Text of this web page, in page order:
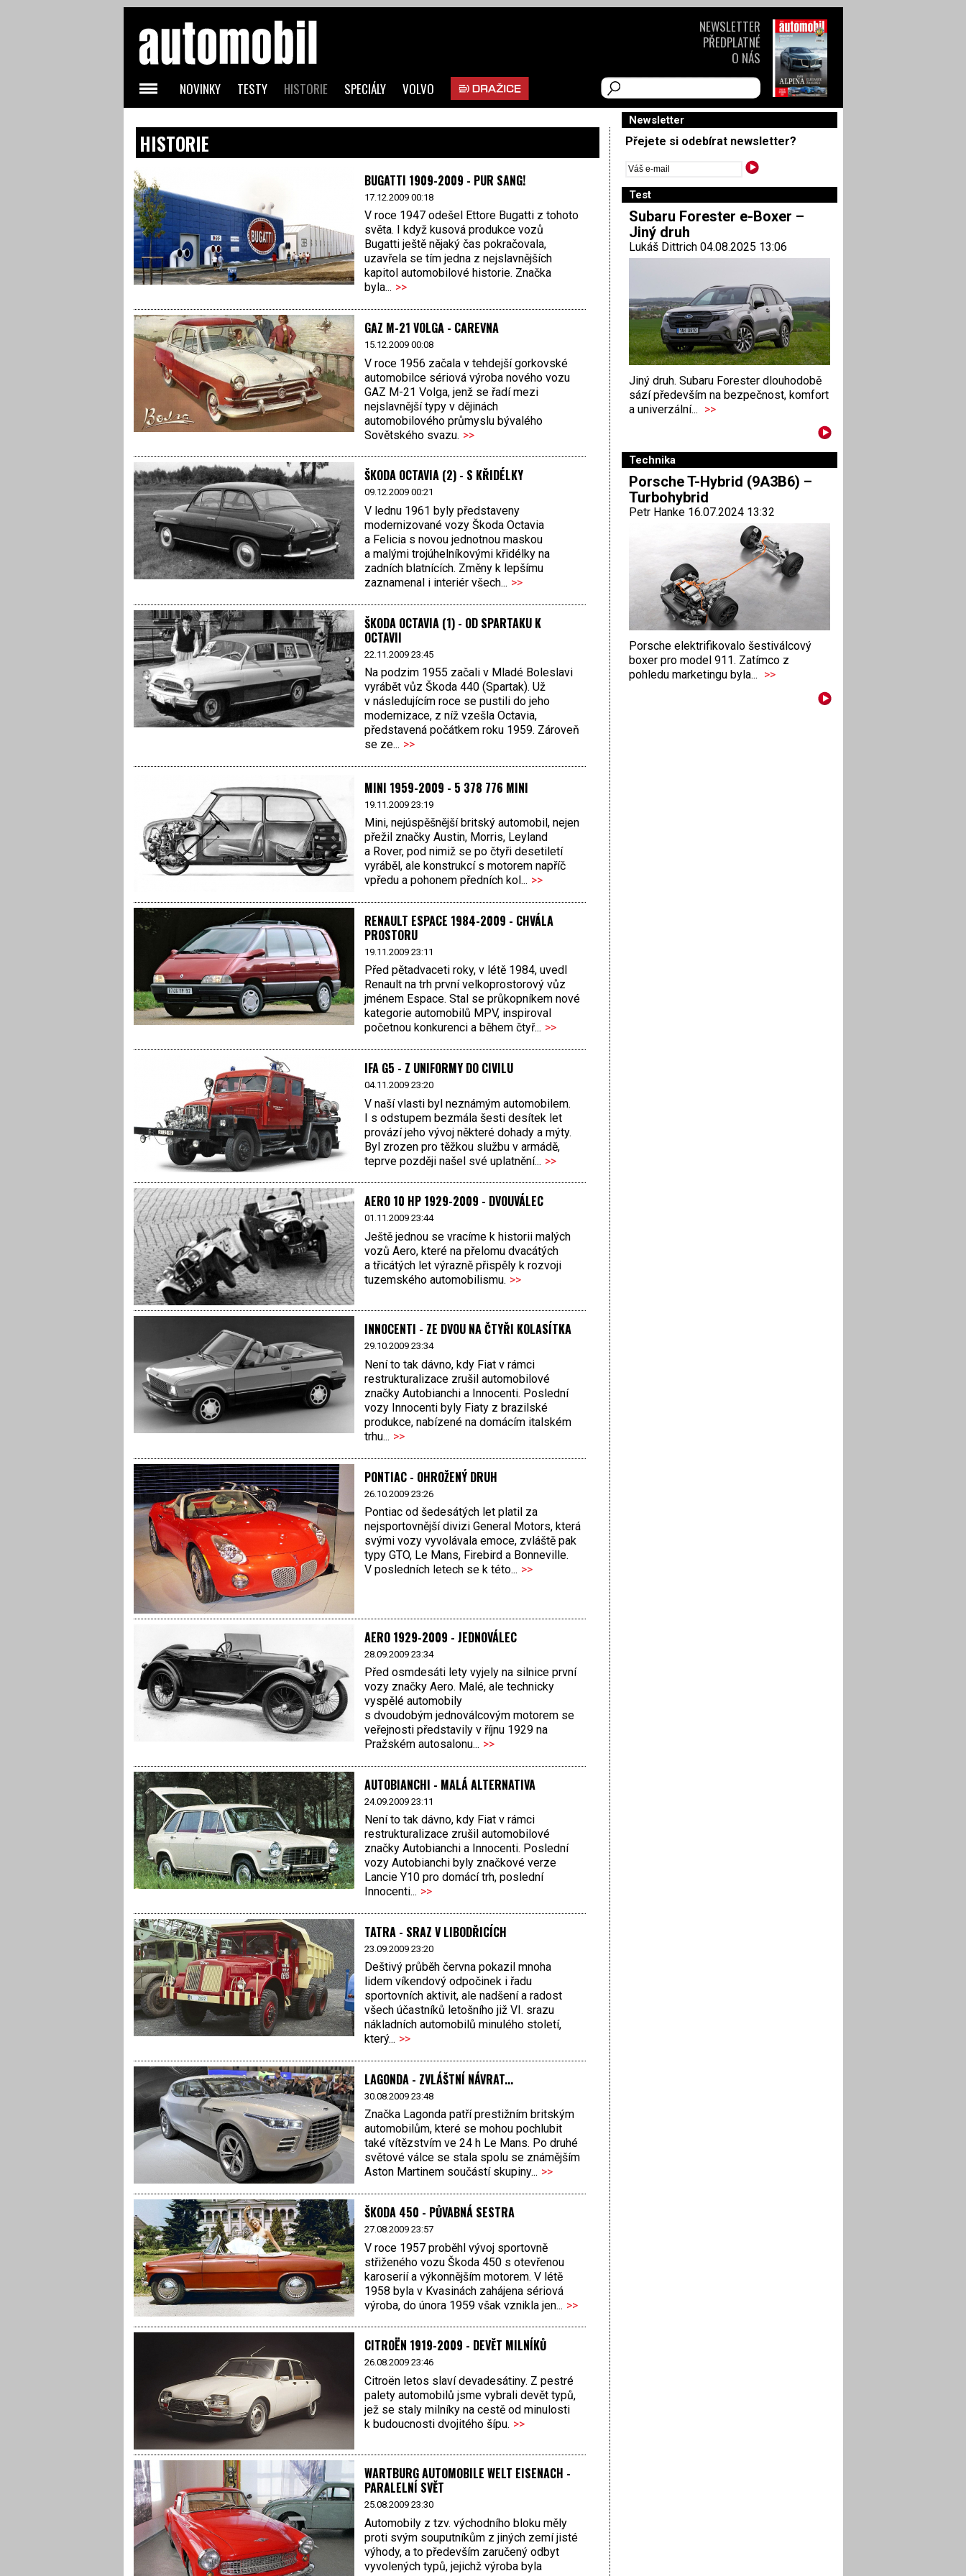
HISTORIE
BUGATTI 1909-2009 - PUR SANG!
17.12.2009 00:18
V roce 1947 odešel Ettore Bugatti z tohoto
světa. I když kusová produkce vozů
Bugatti ještě nějaký čas pokračovala,
uzavřela se tím jedna z nejslavnějších
kapitol automobilové historie. Značka
byla... >>
GAZ M-21 VOLGA - CAREVNA
15.12.2009 00:08
V roce 1956 začala v tehdejší gorkovské
automobilce sériová výroba nového vozu
GAZ M-21 Volga, jenž se řadí mezi
nejslavnější typy v dějinách
automobilového průmyslu bývalého
Sovětského svazu. >>
ŠKODA OCTAVIA (2) - S KŘIDÉLKY
09.12.2009 00:21
V lednu 1961 byly představeny
modernizované vozy Škoda Octavia
a Felicia s novou jednotnou maskou
a malými trojúhelníkovými křidélky na
zadních blatnících. Změny k lepšímu
zaznamenal i interiér všech... >>
ŠKODA OCTAVIA (1) - OD SPARTAKU K
OCTAVII
22.11.2009 23:45
Na podzim 1955 začali v Mladé Boleslavi
vyrábět vůz Škoda 440 (Spartak). Už
v následujícím roce se pustili do jeho
modernizace, z níž vzešla Octavia,
představená počátkem roku 1959. Zároveň
se ze... >>
MINI 1959-2009 - 5 378 776 MINI
19.11.2009 23:19
Mini, nejúspěšnější britský automobil, nejen
přežil značky Austin, Morris, Leyland
a Rover, pod nimiž se po čtyři desetiletí
vyráběl, ale konstrukcí s motorem napříč
vpředu a pohonem předních kol... >>
RENAULT ESPACE 1984-2009 - CHVÁLA
PROSTORU
19.11.2009 23:11
Před pětadvaceti roky, v létě 1984, uvedl
Renault na trh první velkoprostorový vůz
jménem Espace. Stal se průkopníkem nové
kategorie automobilů MPV, inspiroval
početnou konkurenci a během čtyř... >>
IFA G5 - Z UNIFORMY DO CIVILU
04.11.2009 23:20
V naší vlasti byl neznámým automobilem.
I s odstupem bezmála šesti desítek let
provází jeho vývoj některé dohady a mýty.
Byl zrozen pro těžkou službu v armádě,
teprve později našel své uplatnění... >>
AERO 10 HP 1929-2009 - DVOUVÁLEC
01.11.2009 23:44
Ještě jednou se vracíme k historii malých
vozů Aero, které na přelomu dvacátých
a třicátých let výrazně přispěly k rozvoji
tuzemského automobilismu. >>
INNOCENTI - ZE DVOU NA ČTYŘI KOLASÍTKA
29.10.2009 23:34
Není to tak dávno, kdy Fiat v rámci
restrukturalizace zrušil automobilové
značky Autobianchi a Innocenti. Poslední
vozy Innocenti byly Fiaty z brazilské
produkce, nabízené na domácím italském
trhu... >>
PONTIAC - OHROŽENÝ DRUH
26.10.2009 23:26
Pontiac od šedesátých let platil za
nejsportovnější divizi General Motors, která
svými vozy vyvolávala emoce, zvláště pak
typy GTO, Le Mans, Firebird a Bonneville.
V posledních letech se k této... >>
AERO 1929-2009 - JEDNOVÁLEC
28.09.2009 23:34
Před osmdesáti lety vyjely na silnice první
vozy značky Aero. Malé, ale technicky
vyspělé automobily
s dvoudobým jednoválcovým motorem se
veřejnosti představily v říjnu 1929 na
Pražském autosalonu... >>
AUTOBIANCHI - MALÁ ALTERNATIVA
24.09.2009 23:11
Není to tak dávno, kdy Fiat v rámci
restrukturalizace zrušil automobilové
značky Autobianchi a Innocenti. Poslední
vozy Autobianchi byly značkové verze
Lancie Y10 pro domácí trh, poslední
Innocenti... >>
TATRA - SRAZ V LIBODŘICÍCH
23.09.2009 23:20
Deštivý průběh června pokazil mnoha
lidem víkendový odpočinek i řadu
sportovních aktivit, ale nadšení a radost
všech účastníků letošního již VI. srazu
nákladních automobilů minulého století,
který... >>
LAGONDA - ZVLÁŠTNÍ NÁVRAT...
30.08.2009 23:48
Značka Lagonda patří prestižním britským
automobilům, které se mohou pochlubit
také vítězstvím ve 24 h Le Mans. Po druhé
světové válce se stala spolu se známějším
Aston Martinem součástí skupiny... >>
ŠKODA 450 - PŮVABNÁ SESTRA
27.08.2009 23:57
V roce 1957 proběhl vývoj sportovně
střiženého vozu Škoda 450 s otevřenou
karoserií a výkonnějším motorem. V létě
1958 byla v Kvasinách zahájena sériová
výroba, do února 1959 však vznikla jen... >>
CITROËN 1919-2009 - DEVĚT MILNÍKŮ
26.08.2009 23:46
Citroën letos slaví devadesátiny. Z pestré
palety automobilů jsme vybrali devět typů,
jež se staly milníky na cestě od minulosti
k budoucnosti dvojitého šípu. >>
WARTBURG AUTOMOBILE WELT EISENACH -
PARALELNÍ SVĚT
25.08.2009 23:30
Automobily z tzv. východního bloku měly
proti svým souputníkům z jiných zemí jisté
výhody, a to především zaručený odbyt
vyvolených typů, jejichž výroba byla
Newsletter
Přejete si odebírat newsletter?
Test
Subaru Forester e-Boxer –
Jiný druh
Lukáš Dittrich 04.08.2025 13:06
Jiný druh. Subaru Forester dlouhodobě
sází především na bezpečnost, komfort
a univerzální... >>
Technika
Porsche T-Hybrid (9A3B6) –
Turbohybrid
Petr Hanke 16.07.2024 13:32
Porsche elektrifikovalo šestiválcový
boxer pro model 911. Zatímco z
pohledu marketingu byla... >>
NOVINKY TESTY HISTORIE SPECIÁLY VOLVO
NEWSLETTER
PŘEDPLATNÉ
O NÁS